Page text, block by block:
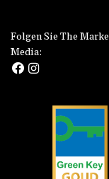
Folgen Sie The
Media: